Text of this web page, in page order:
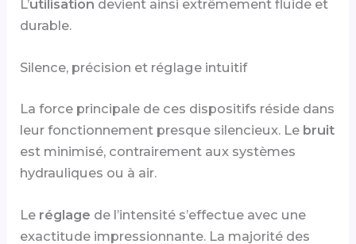
L’utilisation devient ainsi extrêmement fluide et
durable.
Silence, précision et réglage intuitif
La force principale de ces dispositifs réside dans
leur fonctionnement presque silencieux. Le bruit
est minimisé, contrairement aux systèmes
hydrauliques ou à air.
Le réglage de l’intensité s’effectue avec une
exactitude impressionnante. La majorité des